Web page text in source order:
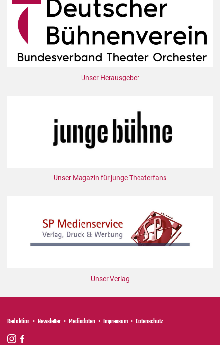
Unser Herausgeber
Unser Magazin für junge Theaterfans
Unser Verlag
Redaktion Newsletter Mediadaten Impressum Datenschutz